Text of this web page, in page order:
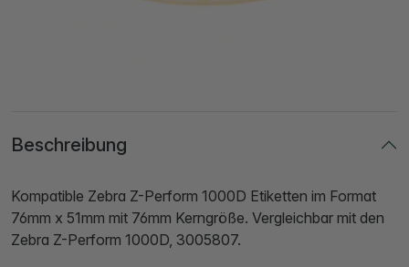
Beschreibung
Kompatible Zebra Z-Perform 1000D Etiketten im Format
76mm x 51mm mit 76mm Kerngröße. Vergleichbar mit den
Zebra Z-Perform 1000D, 3005807.